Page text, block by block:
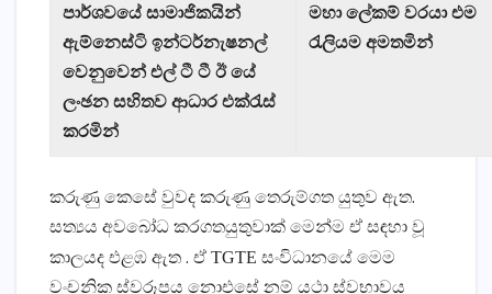
පාර්ශවයේ සාමාජිකයින්
ඇම්නෙස්ටි ඉන්ටර්නැෂනල්
වෙනුවෙන් එල් ටී ටී ඊ යේ
ලංඡන සහිතව ආධාර එක්රැස්
කරමින්
මහා ලේකම් වරයා එම
රැලියම අමතමින්
කරුණු කෙසේ වුවද කරුණු තෙරුම්ගත යුතුව ඇත.
සත්‍යය අවබෝධ කරගතයුතුවාක් මෙන්ම ඒ සඳහා වූ
කාලයද එළඹ ඇත . ඒ TGTE සංවිධානයේ මෙම
වංචනික ස්වරූපය නොඑසේ නම් යථා ස්වභාවය